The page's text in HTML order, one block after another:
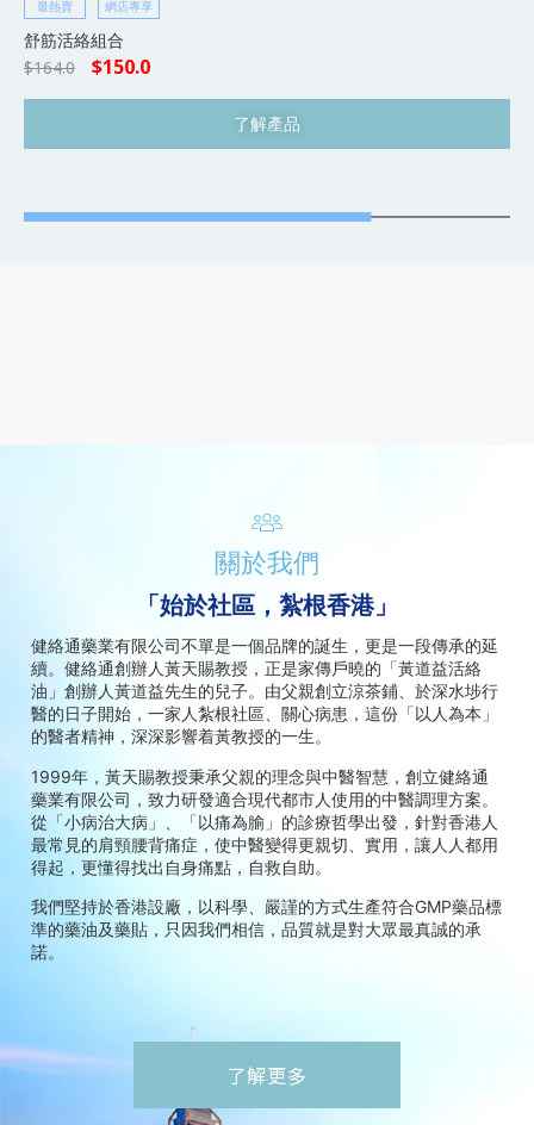
最熱賣 網店專享
舒筋活絡組合
$164.0 $150.0
了解產品
關於我們
「始於社區，紮根香港」
健絡通藥業有限公司不單是一個品牌的誕生，更是一段傳承的延
續。健絡通創辦人黃天賜教授，正是家傳戶曉的「黃道益活絡
油」創辦人黃道益先生的兒子。由父親創立涼茶鋪、於深水埗行
醫的日子開始，一家人紮根社區、關心病患，這份「以人為本」
的醫者精神，深深影響着黃教授的一生。
1999年，黃天賜教授秉承父親的理念與中醫智慧，創立健絡通
藥業有限公司，致力研發適合現代都市人使用的中醫調理方案。
從「小病治大病」、「以痛為腧」的診療哲學出發，針對香港人
最常見的肩頸腰背痛症，使中醫變得更親切、實用，讓人人都用
得起，更懂得找出自身痛點，自救自助。
我們堅持於香港設廠，以科學、嚴謹的方式生產符合GMP藥品標
準的藥油及藥貼，只因我們相信，品質就是對大眾最真誠的承
諾。
了解更多